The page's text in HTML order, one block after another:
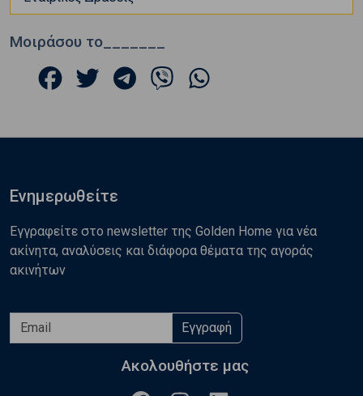
Μοιράσου το_______
Ενημερωθείτε
Εγγραφείτε στο newsletter της Golden Home για νέα
ακίνητα, αναλύσεις και διάφορα θέματα της αγοράς
ακινήτων
Εγγραφή
Ακολουθήστε μας